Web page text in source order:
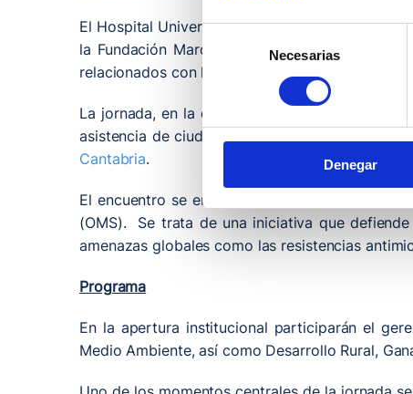
de
consentimiento
Necesarias
Denegar
El Hospital Universitario Marqués de Valdecilla
la Fundación Marqués de Valdecilla (FMV),
relacionados con la salud humana, animal y
La jornada, en la que colabora el Gobierno
asistencia de ciudadanos y profesionales
Cantabria.
El encuentro se enmarca en el enfoque
(OMS). Se trata de una iniciativa que
amenazas globales como las resistencias
Programa
En la apertura institucional participarán el
Medio Ambiente, así como Desarrollo Rural,